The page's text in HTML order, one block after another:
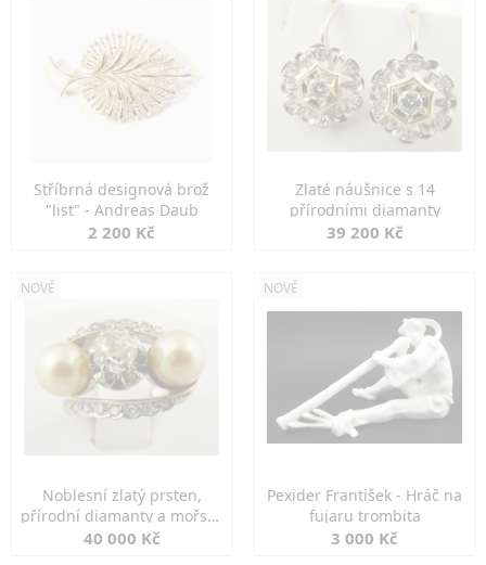
Stříbrná designová brož
"list" - Andreas Daub
2 200 Kč
Zlaté náušnice s 14
přírodními diamanty
39 200 Kč
NOVÉ
Noblesní zlatý prsten,
přírodní diamanty a mořské
perly
40 000 Kč
NOVÉ
Pexider František - Hráč na
fujaru trombita
3 000 Kč